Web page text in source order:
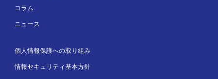
コラム
ニュース
個人情報保護への取り組み
情報セキュリティ基本方針